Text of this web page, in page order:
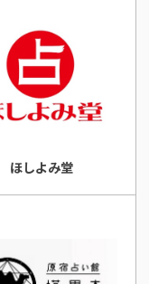
ほしよみ堂